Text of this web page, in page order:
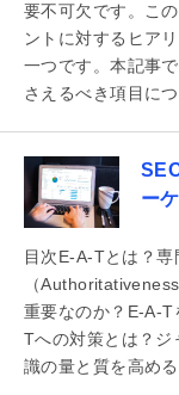
要不可欠です。こ
ントに対するヒア
一つです。本記事
さえるべき項目に
ー
目次E-A-Tとは？
（
重要なのか？E-A-T
Tへの対策とは？ジ
識の量と質を高め